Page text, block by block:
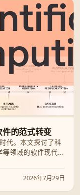
的范式转变
代。本文探讨了科
领域的软件现代
新进展，分析了
流程。
2026年7月29日